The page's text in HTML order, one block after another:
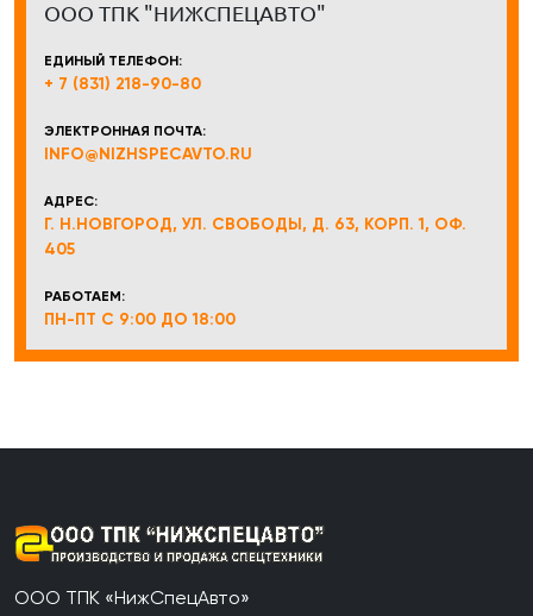
ООО ТПК "НИЖСПЕЦАВТО"
ЕДИНЫЙ ТЕЛЕФОН:
+ 7 (831) 218-90-80
ЭЛЕКТРОННАЯ ПОЧТА:
INFO@NIZHSPECAVTO.RU
АДРЕС:
Г. Н.НОВГОРОД, УЛ. СВОБОДЫ, Д. 63, КОРП. 1, ОФ.
405
РАБОТАЕМ:
ПН-ПТ С 9:00 ДО 18:00
ООО ТПК «НижСпецАвто»